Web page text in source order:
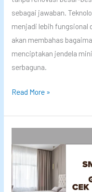
S
m
a
r
t
i
sebagai jawaban.
menjadi lebih fungsional
akan membahas
menciptakan jendela
serbaguna.
U
a
J
a
i
Read More »